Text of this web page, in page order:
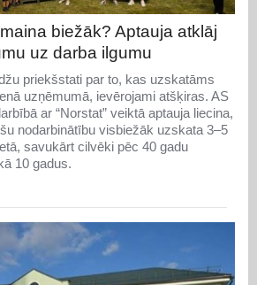
biežāk? Aptauja atklāj
uz darba ilgumu
priekšstati par to, kas uzskatāms
uzņēmumā, ievērojami atšķiras. AS
ar “Norstat” veiktā aptauja liecina,
nodarbinātību visbiežāk uzskata 3–5
savukārt cilvēki pēc 40 gadu
10 gadus.